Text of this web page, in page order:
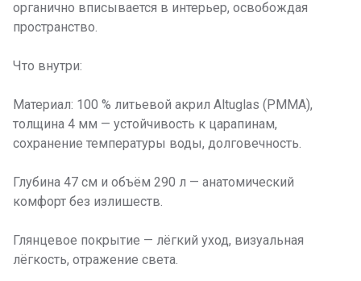
органично вписывается в интерьер, освобождая
пространство.
Что внутри:
Материал: 100 % литьевой акрил Altuglas (PMMA),
толщина 4 мм — устойчивость к царапинам,
сохранение температуры воды, долговечность.
Глубина 47 см и объём 290 л — анатомический
комфорт без излишеств.
Глянцевое покрытие — лёгкий уход, визуальная
лёгкость, отражение света.